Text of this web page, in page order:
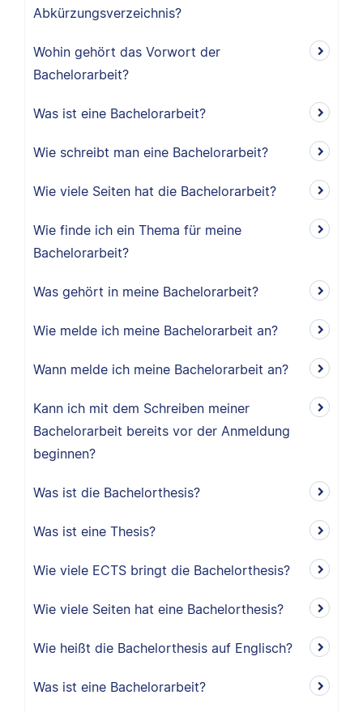
Abkürzungsverzeichnis?
Wohin gehört das Vorwort der
Bachelorarbeit?
Was ist eine Bachelorarbeit?
Wie schreibt man eine Bachelorarbeit?
Wie viele Seiten hat die Bachelorarbeit?
Wie finde ich ein Thema für meine
Bachelorarbeit?
Was gehört in meine Bachelorarbeit?
Wie melde ich meine Bachelorarbeit an?
Wann melde ich meine Bachelorarbeit an?
Kann ich mit dem Schreiben meiner
Bachelorarbeit bereits vor der Anmeldung
beginnen?
Was ist die Bachelorthesis?
Was ist eine Thesis?
Wie viele ECTS bringt die Bachelorthesis?
Wie viele Seiten hat eine Bachelorthesis?
Wie heißt die Bachelorthesis auf Englisch?
Was ist eine Bachelorarbeit?